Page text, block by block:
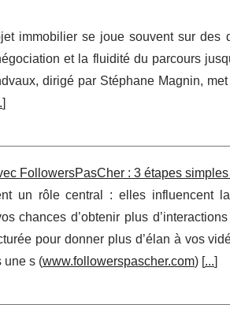
immobilier se joue souvent sur
et la fluidité du parcours
dirigé par Stéphane Magnin,
]
FollowersPasCher : 3 étapes
un rôle central : elles influencent
chances d’obtenir plus
pour donner plus d’élan à vos
une s (www.followerspascher.com) [...]